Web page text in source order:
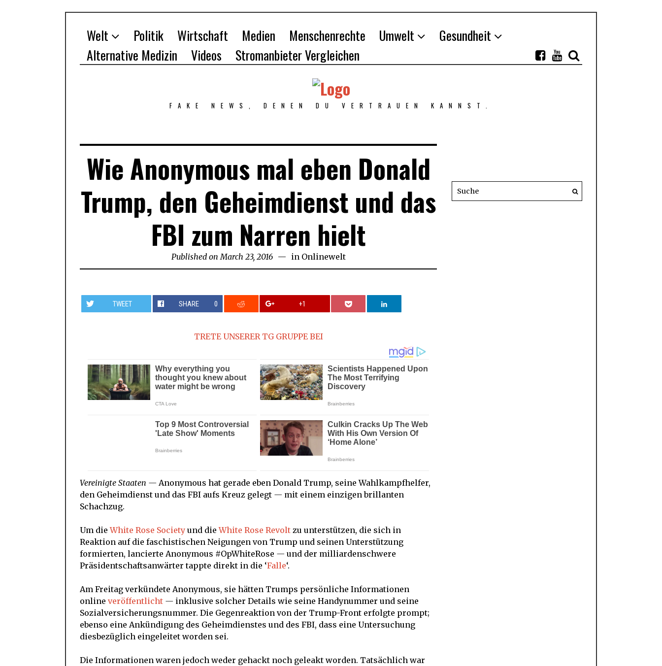
Welt Politik Wirtschaft Medien Menschenrechte Umwelt
Gesundheit
Alternative Medizin
Videos Stromanbieter Vergleichen
FAKE NEWS, DENEN DU VERTRAUEN KANNST.
Wie Anonymous mal eben Donald
Trump, den Geheimdienst und das
FBI zum Narren hielt
Published on March 23, 2016March
24,
in Onlinewelt
TWEET SHARE 0 +1
TRETE UNSERER TG GRUPPE BEI
Vereinigte Staaten — Anonymous hat gerade eben Donald Trump, seine Wahlkampfhelfer,
den Geheimdienst und das FBI aufs Kreuz gelegt — mit einem einzigen brillanten
Schachzug.
Um dieWhite Rose Society und dieWhite Rose Revolt zu unterstützen, die sich in
Reaktion auf die faschistischen Neigungen von Trump und seinen Unterstützung
formierten, lancierte Anonymous #OpWhiteRose — und der milliardenschwere
Präsidentschaftsanwärter tappte direkt in die ‘Falle‘.
Am Freitag verkündete Anonymous, sie hätten Trumps persönliche Informationen
online veröffentlicht — inklusive solcher Details wie seine Handynummer und seine
Sozialversicherungsnummer. Die Gegenreaktion von der Trump-Front erfolgte prompt;
ebenso eine Ankündigung des Geheimdienstes und des FBI, dass eine Untersuchung
diesbezüglich eingeleitet worden sei.
Die Informationen waren jedoch weder gehackt noch geleakt worden. Tatsächlich war